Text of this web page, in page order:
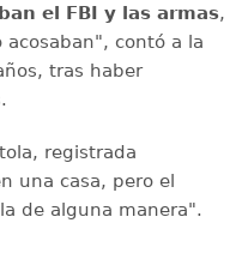
el FBI y las armas,
contó a la
tras haber
registrada
una casa, pero el
de alguna manera".